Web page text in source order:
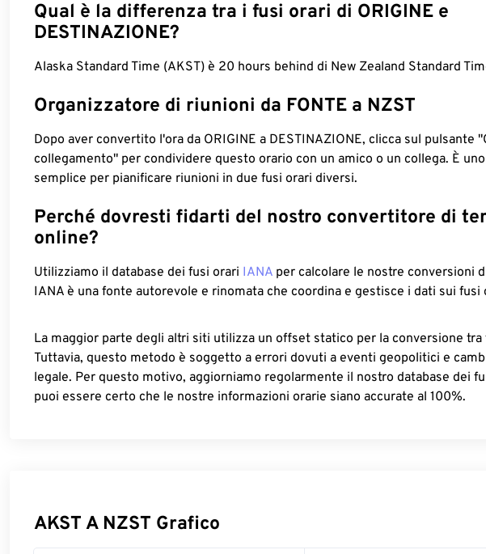
Qual è la differenza tra i fusi orari di ORIGINE e
DESTINAZIONE?
Alaska Standard Time (AKST) è 20 hours behind di New Zealand Standard
Organizzatore di riunioni da FONTE a NZST
Dopo aver convertito l'ora da ORIGINE a DESTINAZIONE, clicca sul pulsante
collegamento" per condividere questo orario con un amico o un collega. È
semplice per pianificare riunioni in due fusi orari diversi.
Perché dovresti fidarti del nostro convertitore di
online?
Utilizziamo il database dei fusi orari IANA per calcolare le nostre conversioni
IANA è una fonte autorevole e rinomata che coordina e gestisce i dati sui fusi
La maggior parte degli altri siti utilizza un offset statico per la conversione tra
Tuttavia, questo metodo è soggetto a errori dovuti a eventi geopolitici e
legale. Per questo motivo, aggiorniamo regolarmente il nostro database dei
puoi essere certo che le nostre informazioni orarie siano accurate al 100%.
AKST A NZST Grafico